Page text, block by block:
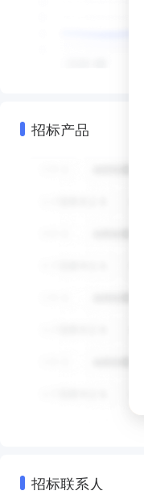
招标产品
招标联系人